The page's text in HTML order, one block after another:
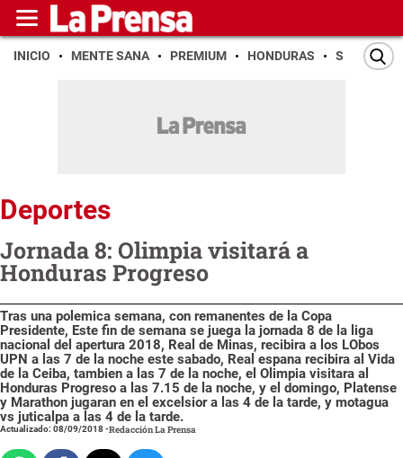
INICIO MENTE SANA PREMIUM HONDURAS SAN PEDRO
Deportes
Jornada 8: Olimpia visitará a
Honduras Progreso
Tras una polemica semana, con remanentes de la Copa
Presidente, Este fin de semana se juega la jornada 8 de la liga
nacional del apertura 2018, Real de Minas, recibira a los LObos
UPN a las 7 de la noche este sabado, Real espana recibira al Vida
de la Ceiba, tambien a las 7 de la noche, el Olimpia visitara al
Honduras Progreso a las 7.15 de la noche, y el domingo, Platense
y Marathon jugaran en el excelsior a las 4 de la tarde, y motagua
vs juticalpa a las 4 de la tarde.
Actualizado: 08/09/2018-Redacción La Prensa